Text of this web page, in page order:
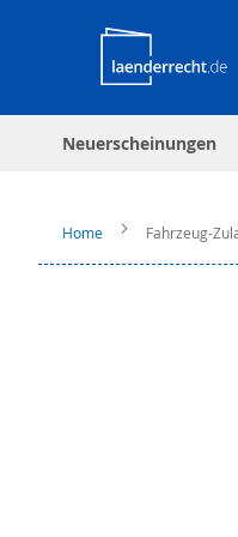
Neuerscheinungen
Home Fahrzeug-